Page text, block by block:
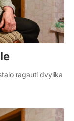
ragauti dvylika